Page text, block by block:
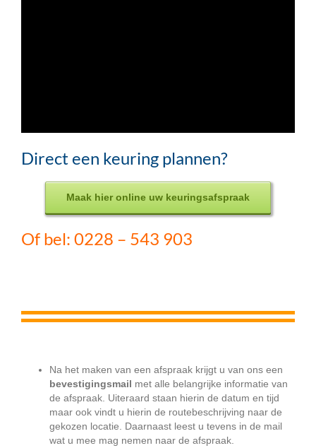
Direct een keuring plannen?
Maak hier online uw keuringsafspraak
Of bel: 0228 – 543 903
Na het maken van een afspraak krijgt u van ons een
bevestigingsmail met alle belangrijke informatie van
de afspraak. Uiteraard staan hierin de datum en tijd
maar ook vindt u hierin de routebeschrijving naar de
gekozen locatie. Daarnaast leest u tevens in de mail
wat u mee mag nemen naar de afspraak.